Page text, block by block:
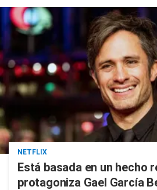
NETFLIX
Está basada en un hecho
protagoniza Gael García